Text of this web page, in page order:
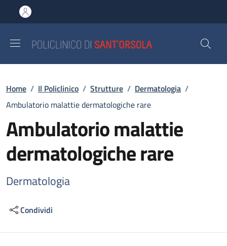
al contenuto principale
to footer content
Briciole di pane
Home / Il Policlinico / Strutture / Dermatologia /
Ambulatorio malattie dermatologiche rare
Ambulatorio malattie
dermatologiche rare
Dermatologia
Condividi